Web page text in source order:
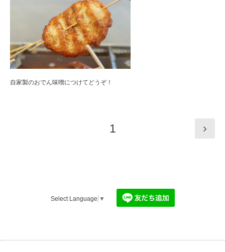
自家製のおでん味噌につけてどうぞ！
1
Select Language ▼